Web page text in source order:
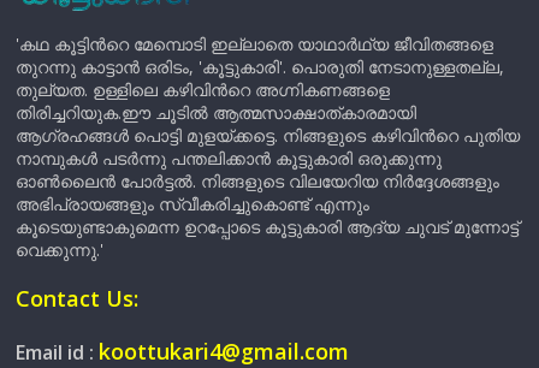
'കഥ കൂട്ടിന്‍റെ മേമ്പൊടി ഇല്ലാതെ യാഥാർഥ്യ ജീവിതങ്ങളെ
തുറന്നു കാട്ടാൻ ഒരിടം, 'കൂട്ടുകാരി'. പൊരുതി നേടാനുള്ളതല്ല,
തുല്യത. ഉള്ളിലെ കഴിവിന്‍റെ അഗ്നികണങ്ങളെ
തിരിച്ചറിയുക.ഈ ചൂടിൽ ആത്മസാക്ഷാത്കാരമായി
ആഗ്രഹങ്ങൾ പൊട്ടി മുളയ്ക്കട്ടെ. നിങ്ങളുടെ കഴിവിന്‍റെ പുതിയ
നാമ്പുകൾ പടർന്നു പന്തലിക്കാൻ കൂട്ടുകാരി ഒരുക്കുന്നു
ഓൺലൈൻ പോർട്ടൽ. നിങ്ങളുടെ വിലയേറിയ നിർദ്ദേശങ്ങളും
അഭിപ്രായങ്ങളും സ്വീകരിച്ചുകൊണ്ട് എന്നും
കൂടെയുണ്ടാകുമെന്ന ഉറപ്പോടെ കൂട്ടുകാരി ആദ്യ ചുവട് മുന്നോട്ട്
വെക്കുന്നു.'
Contact Us:
Email id : koottukari4@gmail.com